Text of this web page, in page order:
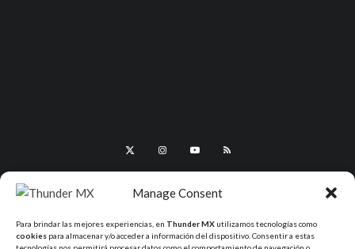
Manage Consent
Para brindar las mejores experiencias, en Thunder MX utilizamos tecnologías como
cookies para almacenar y/o acceder a información del dispositivo. Consentir a estas